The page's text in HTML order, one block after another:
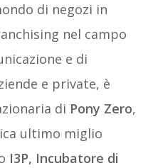
di negozi in
nel campo
e di
e private, è
di Pony Zero,
ultimo miglio
I3P, Incubatore di